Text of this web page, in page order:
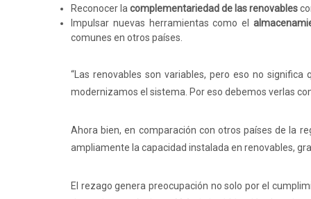
Reconocer la complementariedad de las renovables
Impulsar nuevas herramientas como el
comunes en otros países.
“Las renovables son variables, pero eso no
modernizamos el sistema. Por eso debemos verlas
Ahora bien, en comparación con otros países de la
ampliamente la capacidad instalada en renovables,
El rezago genera preocupación no solo por el